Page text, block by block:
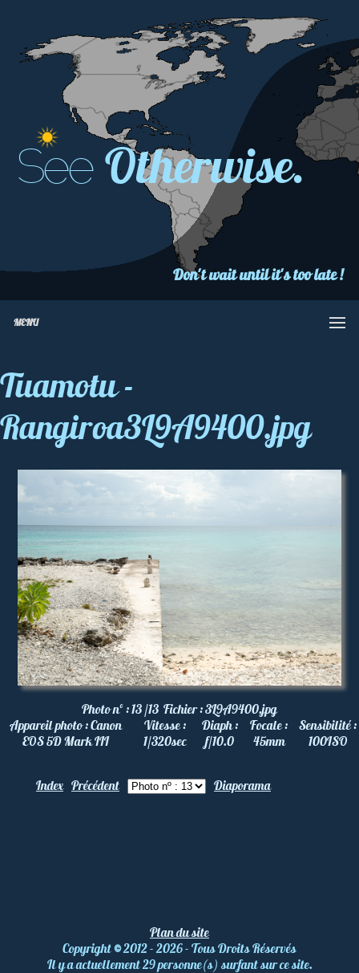
See Otherwise.
Don't wait until it's too late !
MENU
Tuamotu -
Rangiroa3L9A9400.jpg
Photo nº :13 /13 Fichier :3L9A9400.jpg
Appareil photo :Canon
EOS 5D Mark III
Vitesse :
1/320sec
Diaph :
f/10.0
Focale :
45mm
Sensibilité :
100ISO
Index Précédent Diaporama
Plan du site
Copyright©2012 - 2026 - Tous Droits Réservés
Il y a actuellement 29 personne(s) surfant sur ce site.